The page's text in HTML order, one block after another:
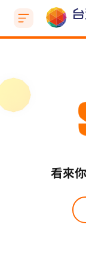
看來